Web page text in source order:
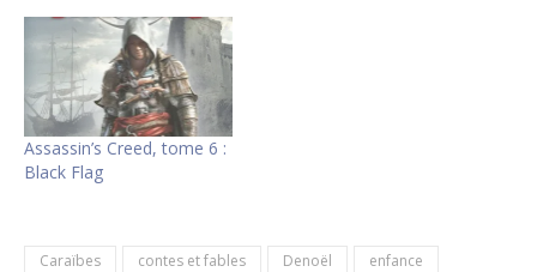
Assassin’s Creed, tome 6 :
Black Flag
Caraïbes contes et fables Denoël
enfance